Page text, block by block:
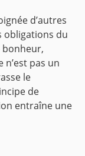
d’autres
obligations du
bonheur,
n’est pas un
le
de
entraîne une